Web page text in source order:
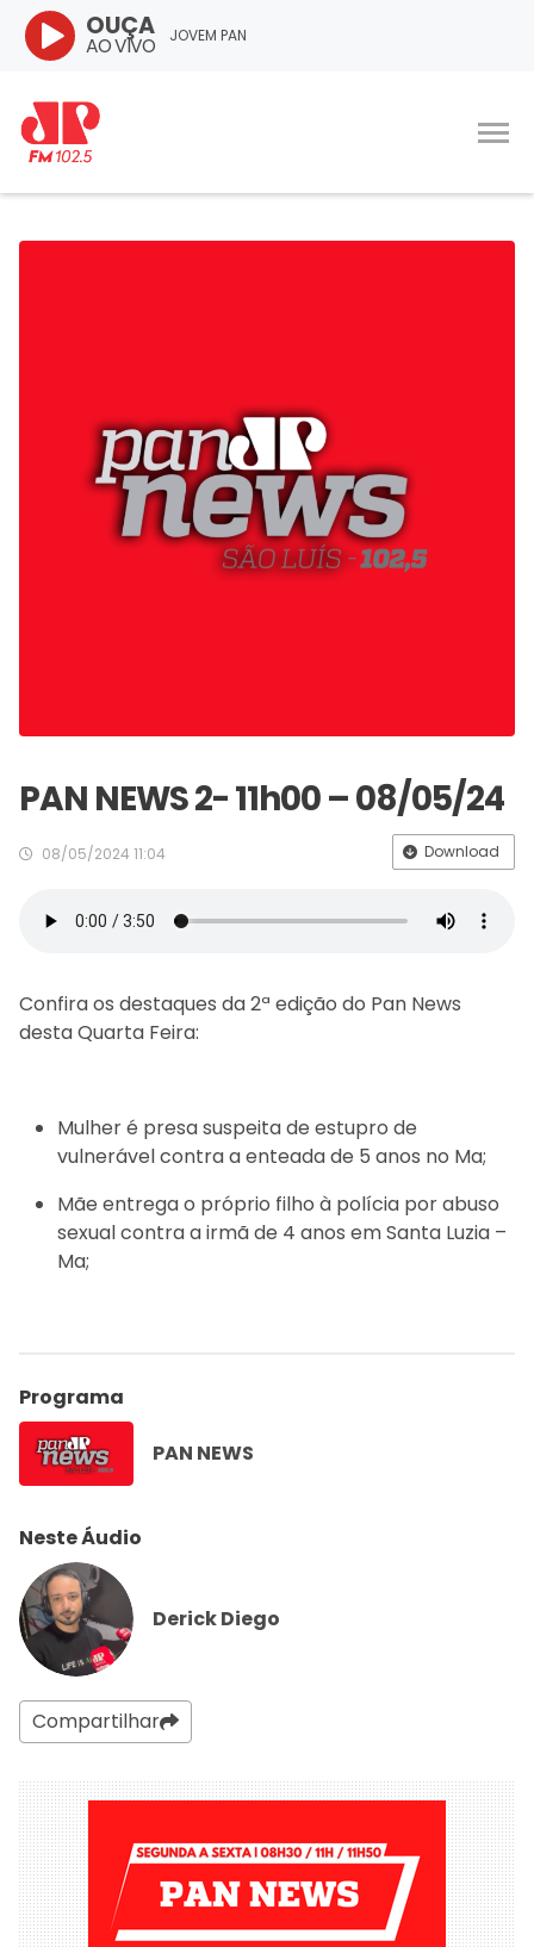
JOVEM PAN
OUÇA
AO VIVO
PAN NEWS 2- 11h00 – 08/05/24
08/05/2024 11:04 Download
Confira os destaques da 2ª edição do Pan News
desta Quarta Feira:
Mulher é presa suspeita de estupro de
vulnerável contra a enteada de 5 anos no Ma;
Mãe entrega o próprio filho à polícia por abuso
sexual contra a irmã de 4 anos em Santa Luzia –
Ma;
Programa
PAN NEWS
Neste Áudio
Derick Diego
Compartilhar